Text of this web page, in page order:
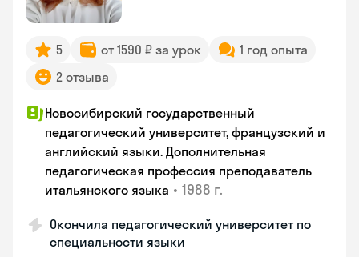
5 от 1590 ₽ за урок
1 год опыта
2 отзыва
Новосибирский государственный
педагогический университет, французский и
английский языки. Дополнительная
педагогическая профессия преподаватель
итальянского языка • 1988 г.
Окончила педагогический университет по
специальности языки